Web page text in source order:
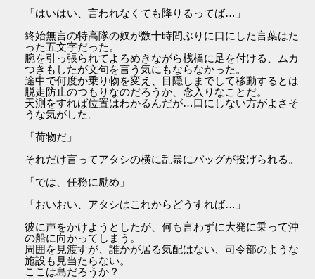
「はいはい、言われなくても降りるってば…」
終始無言の特高隊の奴が数十時間ぶりに口にした言葉はた
った五文字だった。
腕を引っ張られてよろめきながら桟橋に足を付ける、ムカ
つきもしたが文句を言う気にもならなかった。
途中で何度か乗り物を変え、目隠しまでして移動するとは
脱走防止のつもりなのだろうか、念入りなことだ。
天測をすれば位置はわかるんだが…口にしない方がよさそ
うな気がした。
「荷物だ」
それだけ言ってアタシの横に乱暴にバッグが投げられる。
「では、任務に励め」
「おいおい、アタシはこれからどうすれば…」
彼に声をかけようとしたが、何も言わずに大発に乗って沖
の船に向かってしまう。
周囲を見渡すが、誰かが居る気配はない、司令部のような
施設も見当たらない。
ここは島だろうか？